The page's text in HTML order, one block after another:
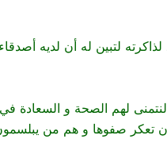
لتبين له أن لديه
لهم الصحة و السعادة
تعكر صفوها و هم من